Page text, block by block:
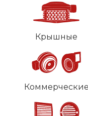
Крышные
Коммерческие